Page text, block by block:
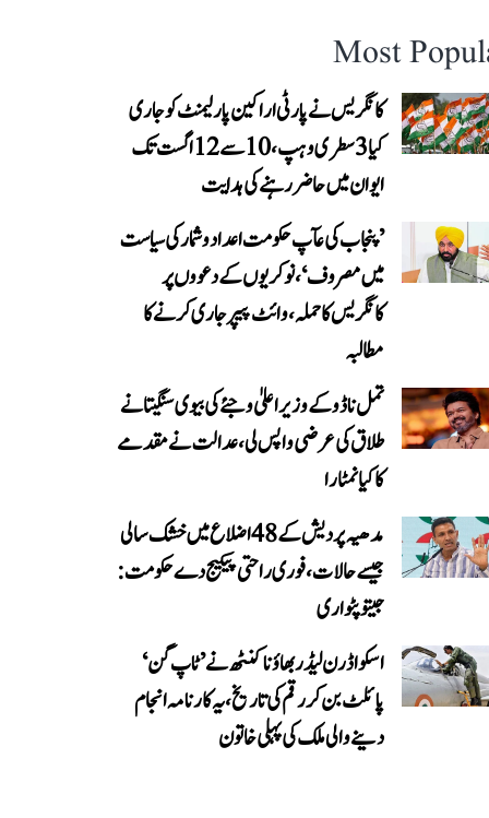
Most
کانگریس نے پارٹی اراکین پارلیمنٹ کو جاری
کیا 3 سطری وہپ، 10 سے 12 اگست تک
ایوان میں حاضر رہنے کی ہدایت
’پنجاب کی عآپ حکومت اعداد و شمار کی سیاست
میں مصروف‘، نوکریوں کے دعووں پر
کانگریس کا حملہ، وائٹ پیپر جاری کرنے کا
مطالبہ
تمل ناڈو کے وزیر اعلیٰ وجئے کی بیوی سنگیتا نے
طلاق کی عرضی واپس لی، عدالت نے مقدمے
کا کیا نمٹارا
مدھیہ پردیش کے 48 اضلاع میں خشک سالی
جیسے حالات، فوری راحتی پیکیج دے حکومت:
جیتو پٹواری
اسکواڈرن لیڈر بھاؤنا کنٹھ نے ’ٹاپ گن‘
پائلٹ بن کر رقم کی تاریخ، یہ کارنامہ انجام
دینے والی ملک کی پہلی خاتون